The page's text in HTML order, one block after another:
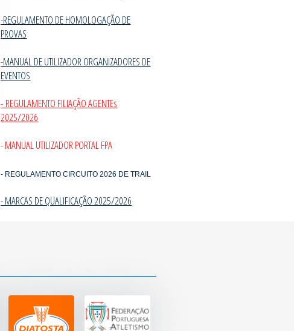
-REGULAMENTO DE HOMOLOGAÇÃO DE
PROVAS
-MANUAL DE UTILIZADOR ORGANIZADORES DE
EVENTOS
- REGULAMENTO FILIAÇÃO AGENTEs
2025/2026
- MANUAL UTILIZADOR PORTAL FPA
- REGULAMENTO CIRCUITO 2026 DE TRAIL
- MARCAS DE QUALIFICAÇÃO 2025/2026